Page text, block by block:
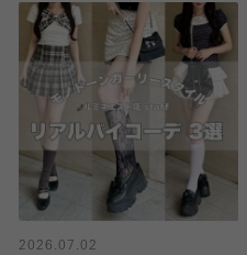
2026.07.02